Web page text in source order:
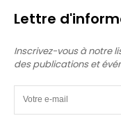
Lettre
Inscrivez-vous à notre
des publications et